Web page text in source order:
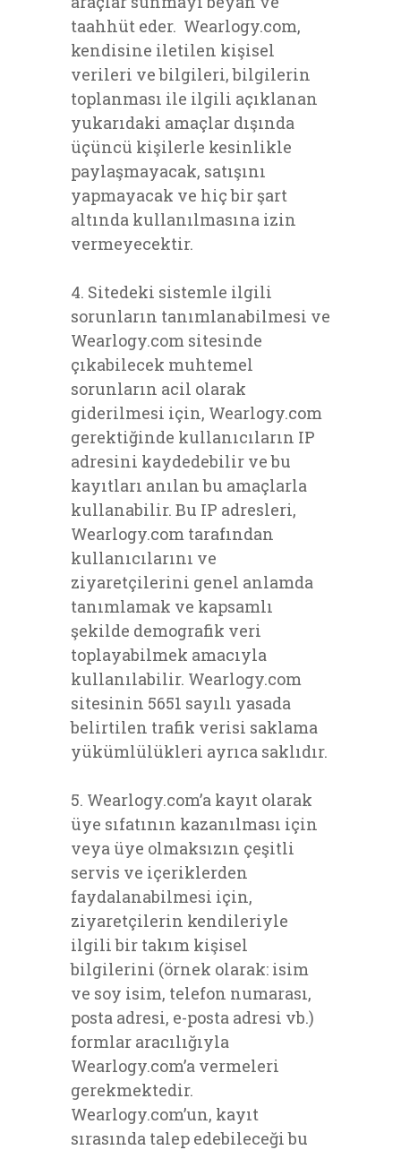
taahhüt eder. Wearlogy.com,
kendisine iletilen kişisel
verileri ve bilgileri, bilgilerin
toplanması ile ilgili açıklanan
yukarıdaki amaçlar dışında
üçüncü kişilerle kesinlikle
paylaşmayacak, satışını
yapmayacak ve hiç bir şart
altında kullanılmasına izin
vermeyecektir.
4. Sitedeki sistemle ilgili
sorunların tanımlanabilmesi ve
Wearlogy.com sitesinde
çıkabilecek muhtemel
sorunların acil olarak
giderilmesi için, Wearlogy.com
gerektiğinde kullanıcıların IP
adresini kaydedebilir ve bu
kayıtları anılan bu amaçlarla
kullanabilir. Bu IP adresleri,
Wearlogy.com tarafından
kullanıcılarını ve
ziyaretçilerini genel anlamda
tanımlamak ve kapsamlı
şekilde demografik veri
toplayabilmek amacıyla
kullanılabilir. Wearlogy.com
sitesinin 5651 sayılı yasada
belirtilen trafik verisi saklama
yükümlülükleri ayrıca saklıdır.
5. Wearlogy.com’a kayıt olarak
üye sıfatının kazanılması için
veya üye olmaksızın çeşitli
servis ve içeriklerden
faydalanabilmesi için,
ziyaretçilerin kendileriyle
ilgili bir takım kişisel
bilgilerini (örnek olarak: isim
ve soy isim, telefon numarası,
posta adresi, e-posta adresi vb.)
formlar aracılığıyla
Wearlogy.com’a vermeleri
gerekmektedir.
Wearlogy.com’un, kayıt
sırasında talep edebileceği bu